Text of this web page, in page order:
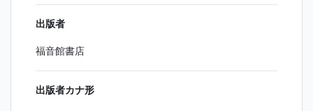
出版者
福音館書店
出版者カナ形